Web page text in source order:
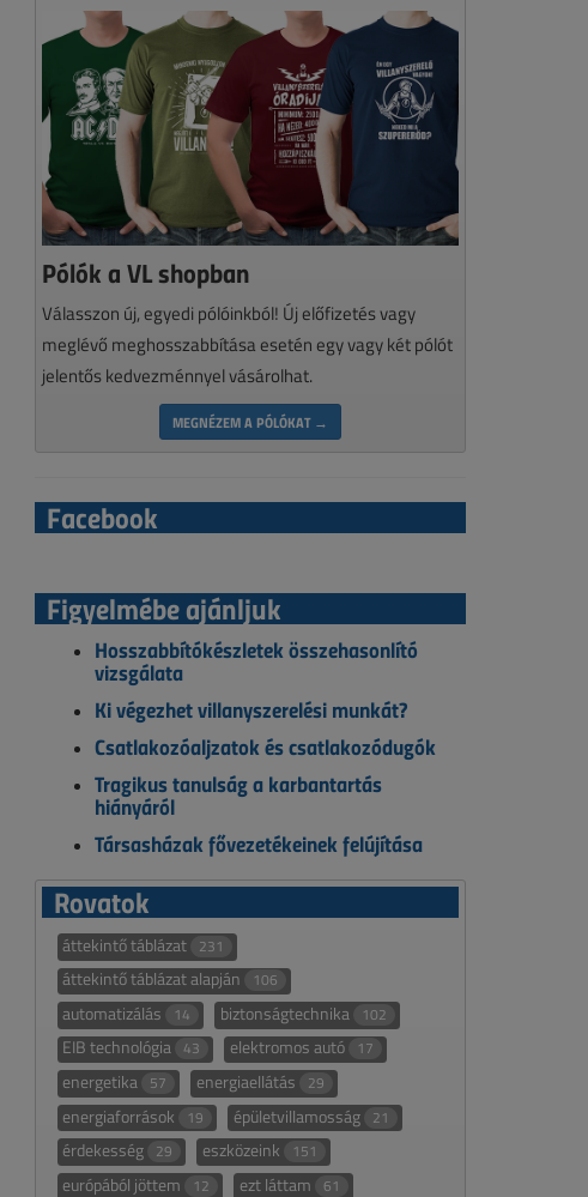
Pólók a VL shopban
Válasszon új, egyedi pólóinkból! Új előfizetés vagy
meglévő meghosszabbítása esetén egy vagy két pólót
jelentős kedvezménnyel vásárolhat.
MEGNÉZEM A PÓLÓKAT →
Facebook
Figyelmébe ajánljuk
Hosszabbítókészletek összehasonlító
vizsgálata
Ki végezhet villanyszerelési munkát?
Csatlakozóaljzatok és csatlakozódugók
Tragikus tanulság a karbantartás
hiányáról
Társasházak fővezetékeinek felújítása
Rovatok
áttekintő táblázat 231
áttekintő táblázat alapján 106
automatizálás 14 biztonságtechnika 102
EIB technológia 43 elektromos autó 17
energetika 57 energiaellátás 29
energiaforrások 19 épületvillamosság 21
érdekesség 29 eszközeink 151
európából jöttem 12 ezt láttam 61